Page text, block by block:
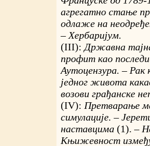
агрегатно стање
одлаже на
– Хербаријум.
(III): Државна
профит као
Аутоцензура. –
једног живота
возови грађанске
(IV): Претварање
симулације. –
наставцима (1). –
Књижевност